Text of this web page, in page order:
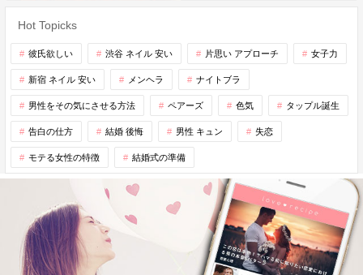
Hot Topicks
彼氏欲しい 渋谷 ネイル 安い 片思い アプローチ 女子力
新宿 ネイル 安い メンヘラ ナイトブラ
男性をその気にさせる方法 ペアーズ 色気 タップル誕生
告白の仕方 結婚 後悔 男性 キュン 失恋
モテる女性の特徴 結婚式の準備